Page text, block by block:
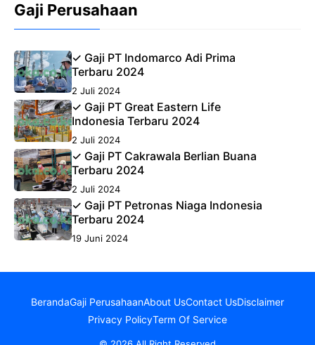
Gaji Perusahaan
✓ Gaji PT Indomarco Adi Prima
Terbaru 2024
2 Juli 2024
✓ Gaji PT Great Eastern Life
Indonesia Terbaru 2024
2 Juli 2024
✓ Gaji PT Cakrawala Berlian Buana
Terbaru 2024
2 Juli 2024
✓ Gaji PT Petronas Niaga Indonesia
Terbaru 2024
19 Juni 2024
BerandaGaji PerusahaanAbout UsContact UsDisclaimer
Privacy PolicyTerm Of Service